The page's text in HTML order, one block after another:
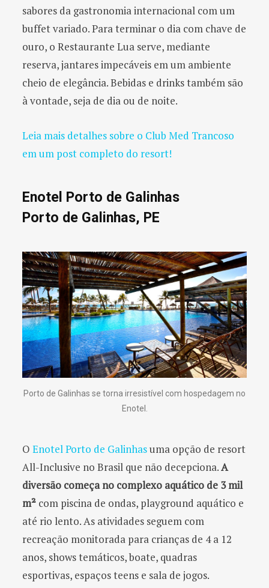
sabores da gastronomia internacional com um
buffet variado. Para terminar o dia com chave de
ouro, o Restaurante Lua serve, mediante
reserva, jantares impecáveis em um ambiente
cheio de elegância. Bebidas e drinks também são
à vontade, seja de dia ou de noite.
Leia mais detalhes sobre o Club Med Trancoso
em um post completo do resort!
Enotel Porto de Galinhas
Porto de Galinhas, PE
Porto de Galinhas se torna irresistível com hospedagem no
Enotel.
O Enotel Porto de Galinhasuma opção de resort
All-Inclusive no Brasil que não decepciona.A
diversão começa no complexo aquático de 3 mil
m² com piscina de ondas, playground aquático e
até rio lento. As atividades seguem com
recreação monitorada para crianças de 4 a 12
anos, shows temáticos, boate, quadras
esportivas, espaços teens e sala de jogos.